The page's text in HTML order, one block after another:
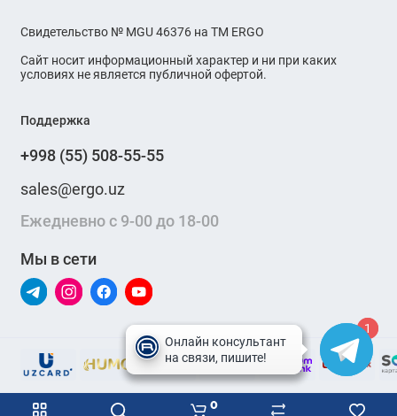
0
Свидетельство № MGU 46376 на ТМ ERGO
Сайт носит информационный характер и ни при каких
условиях не является публичной офертой.
Поддержка
+998 (55) 508-55-55
sales@ergo.uz
Ежедневно с 9-00 до 18-00
Мы в сети
1
1